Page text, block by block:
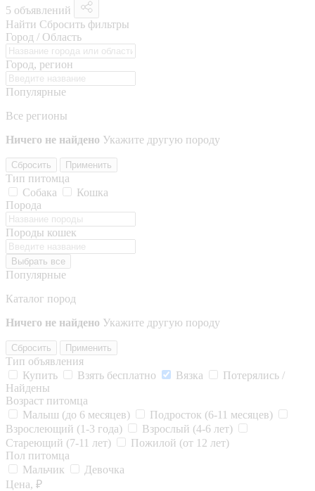
5 объявлений
Найти Сбросить фильтры
Город / Область
Город, регион
Популярные
Все регионы
Ничего не найдено Укажите другую породу
Сбросить Применить
Тип питомца
Собака
Кошка
Порода
Породы кошек
Выбрать все
Популярные
Каталог пород
Ничего не найдено Укажите другую породу
Сбросить Применить
Тип объявления
Купить
Взять бесплатно Вязка
Потерялись /
Найдены
Возраст питомца
Малыш (до 6 месяцев)
Подросток (6-11 месяцев)
Взрослеющий (1-3 года)
Взрослый (4-6 лет)
Стареющий (7-11 лет)
Пожилой (от 12 лет)
Пол питомца
Мальчик
Девочка
Цена, ₽